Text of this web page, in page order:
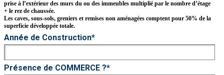
prise à l’extérieur des murs du ou des immeubles multiplié par le nombre d’étage
+ le rez de chaussée.
Les caves, sous-sols, greniers et remises non aménagées comptent pour 50% de la
superficie développée totale.
Année de Construction*
Présence de COMMERCE ?*